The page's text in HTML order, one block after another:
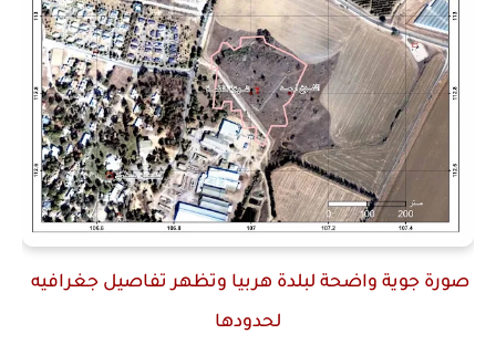
صورة جوية واضحة لبلدة هربيا وتظهر تفاصيل جغرافيه
لحدودها